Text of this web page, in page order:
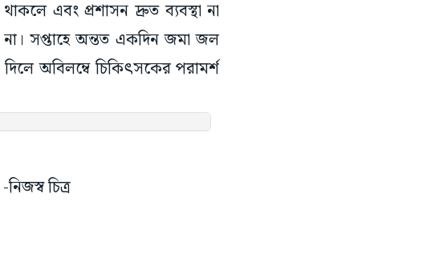
এবং প্রশাসন দ্রুত ব্যবস্থা না
সপ্তাহে অন্তত একদিন জমা জল
অবিলম্বে চিকিৎসকের পরামর্শ
চিত্র